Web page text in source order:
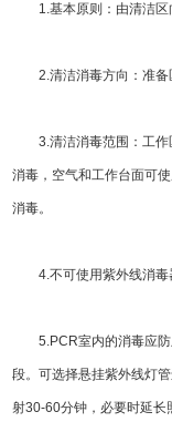
1.基本原则：由清洁区
2.清洁消毒方向：准备
3.清洁消毒范围：工作
消毒，空气和工作台面可
消毒。
4.不可使用紫外线消毒
5.PCR室内的消毒应防
段。可选择悬挂紫外线灯
射30-60分钟，必要时延长